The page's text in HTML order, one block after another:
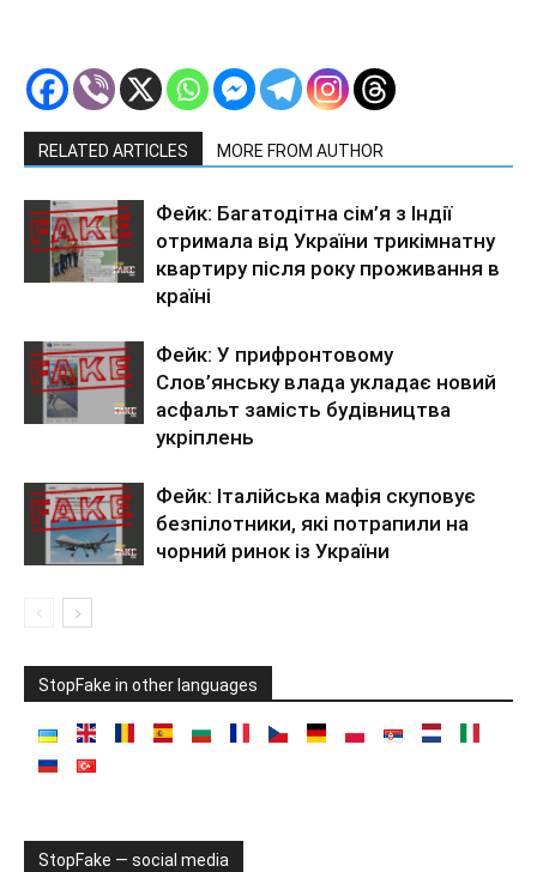
RELATED ARTICLES MORE FROM AUTHOR
Фейк: Багатодітна сім’я з Індії
отримала від України трикімнатну
квартиру після року проживання в
країні
Фейк: У прифронтовому
Слов’янську влада укладає новий
асфальт замість будівництва
укріплень
Фейк: Італійська мафія скуповує
безпілотники, які потрапили на
чорний ринок із України
StopFake in other languages
StopFake — social media